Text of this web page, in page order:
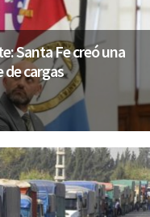
Santa Fe creó una
de cargas